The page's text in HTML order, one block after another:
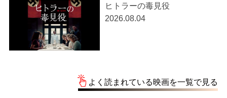
ヒトラーの毒見役
2026.08.04
よく読まれている映画を一覧で見る